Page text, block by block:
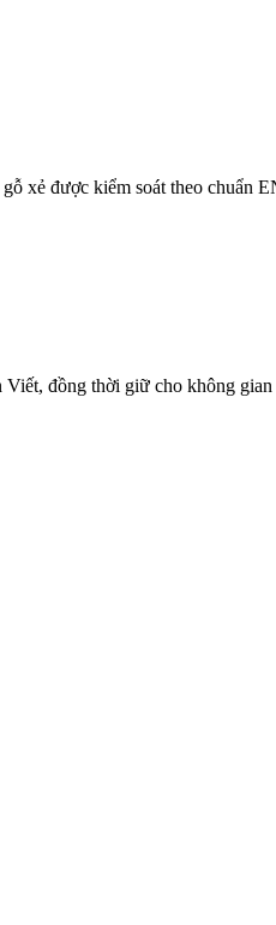
xẻ được kiểm soát theo chuẩn
đồng thời giữ cho không